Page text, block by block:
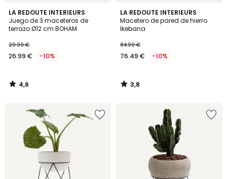
LA REDOUTE INTERIEURS
Juego de 3 maceteros de
terrazo Ø12 cm BOHAM
29.99 €
26.99 € -10%
4,6
/ 5
4,6
/
LA REDOUTE INTERIEURS
Macetero de pared de hierro
Ikebana
84.99 €
76.49 € -10%
3,8
/ 5
3,8
/